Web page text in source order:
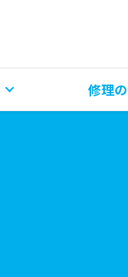
修理